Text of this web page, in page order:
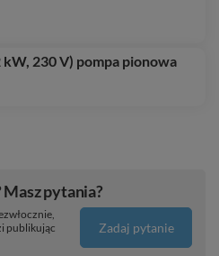
230 V) pompa pionowa
pytania?
publikując
Zadaj pytanie